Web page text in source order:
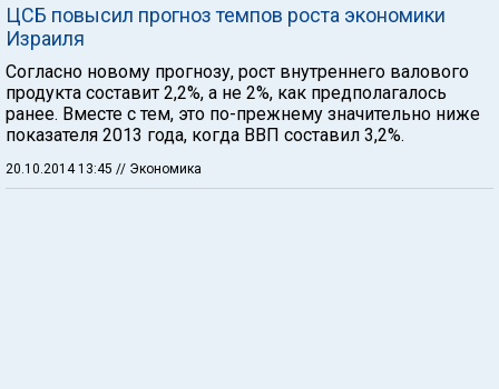
ЦСБ повысил прогноз темпов роста экономики
Израиля
Согласно новому прогнозу, рост внутреннего валового
продукта составит 2,2%, а не 2%, как предполагалось
ранее. Вместе с тем, это по-прежнему значительно ниже
показателя 2013 года, когда ВВП составил 3,2%.
20.10.2014 13:45 // Экономика